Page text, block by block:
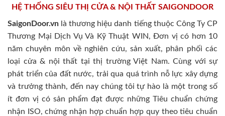
HỆ THỐNG SIÊU THỊ CỬA & NỘI THẤT SAIGONDOOR
SaigonDoor.vn là thương hiệu danh tiếng thuộc Công Ty CP
Thương Mại Dịch Vụ Và Kỹ Thuật WIN, Đơn vị có hơn 10
năm chuyên môn về nghiên cứu, sản xuất, phân phối các
loại cửa & nội thất tại thị trường Việt Nam. Cùng với sự
phát triển của đất nước, trải qua quá trình nỗ lực xây dựng
và trưởng thành, đến nay chúng tôi tự hào là một trong số
ít đơn vị có sản phẩm đạt được những Tiêu chuẩn chứng
nhận ISO, chứng nhận hợp chuẩn hợp quy theo tiêu chuẩn